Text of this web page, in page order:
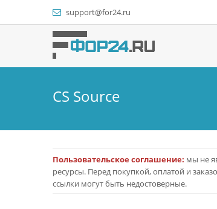
support@for24.ru
CS Source
Пользовательское соглашение: мы не
ресурсы. Перед покупкой, оплатой и
ссылки могут быть недостоверные.